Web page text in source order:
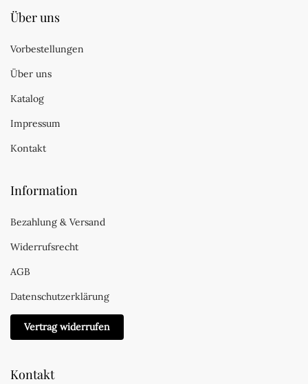
Über uns
Vorbestellungen
Über uns
Katalog
Impressum
Kontakt
Information
Bezahlung & Versand
Widerrufsrecht
AGB
Datenschutzerklärung
Vertrag widerrufen
Kontakt